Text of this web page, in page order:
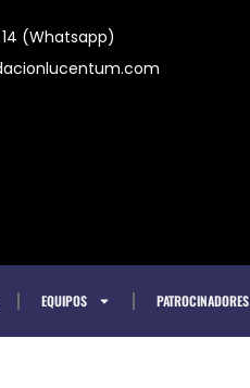
(Whatsapp)
EQUIPOS PATROCINADORES